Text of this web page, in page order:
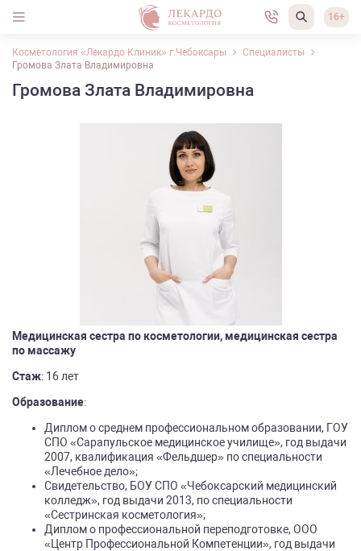
16+
Косметология «Лекардо Клиник» г.Чебоксары
Специалисты
Громова Злата Владимировна
Громова Злата Владимировна
Медицинская сестра по косметологии, медицинская сестра
по массажу
Стаж: 16 лет
Образование:
Диплом о среднем профессиональном образовании, ГОУ
СПО «Сарапульское медицинское училище», год выдачи
2007, квалификация «Фельдшер» по специальности
«Лечебное дело»;
Свидетельство, БОУ СПО «Чебоксарский медицинский
колледж», год выдачи 2013, по специальности
«Сестринская косметология»;
Диплом о профессиональной переподготовке, ООО
«Центр Профессиональной Компетенции», год выдачи